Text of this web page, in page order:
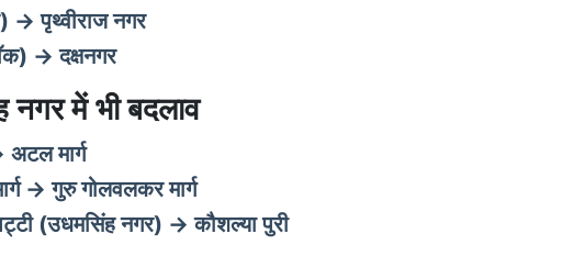
→ पृथ्वीराज नगर
→ दक्षनगर
में भी बदलाव
अटल मार्ग
→ गुरु गोलवलकर मार्ग
(उधमसिंह नगर) → कौशल्या पुरी